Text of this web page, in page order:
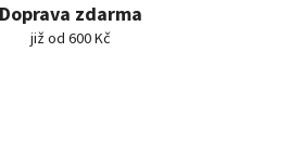
Doprava zdarma
již od 600 Kč